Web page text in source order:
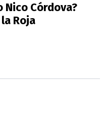
Nico Córdova?
Roja